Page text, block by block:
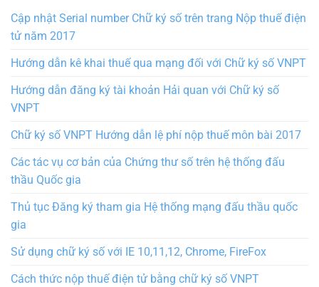
Cập nhật Serial number Chữ ký số trên trang Nộp thuế điện
tử năm 2017
Hướng dẫn kê khai thuế qua mạng đối với Chữ ký số VNPT
Hướng dẫn đăng ký tài khoản Hải quan với Chữ ký số
VNPT
Chữ ký số VNPT Hướng dẫn lệ phí nộp thuế môn bài 2017
Các tác vụ cơ bản của Chứng thư số trên hệ thống đấu
thầu Quốc gia
Thủ tục Đăng ký tham gia Hệ thống mạng đấu thầu quốc
gia
Sử dụng chữ ký số với IE 10,11,12, Chrome, FireFox
Cách thức nộp thuế điện tử bằng chữ ký số VNPT